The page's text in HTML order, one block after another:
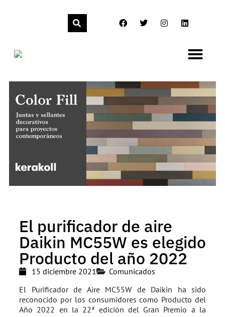
El purificador de aire
Daikin MC55W es elegido
Producto del año 2022
15 diciembre 2021
Comunicados
El Purificador de Aire MC55W de Daikin ha sido
reconocido por los consumidores como Producto del
Año 2022 en la 22ª edición del Gran Premio a la